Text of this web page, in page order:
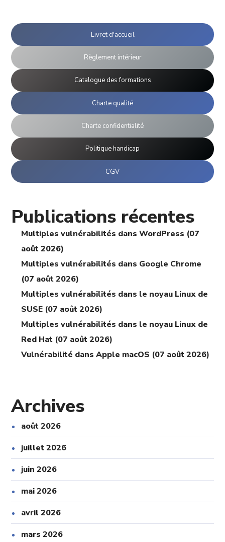
Livret d'accueil
Règlement intérieur
Catalogue des formations
Charte qualité
Charte confidentialité
Politique handicap
CGV
Publications récentes
Multiples vulnérabilités dans WordPress (07
août 2026)
Multiples vulnérabilités dans Google Chrome
(07 août 2026)
Multiples vulnérabilités dans le noyau Linux de
SUSE (07 août 2026)
Multiples vulnérabilités dans le noyau Linux de
Red Hat (07 août 2026)
Vulnérabilité dans Apple macOS (07 août 2026)
Archives
août 2026
juillet 2026
juin 2026
mai 2026
avril 2026
mars 2026